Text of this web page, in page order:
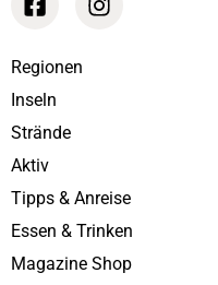
Regionen
Inseln
Strände
Aktiv
Tipps & Anreise
Essen & Trinken
Magazine Shop